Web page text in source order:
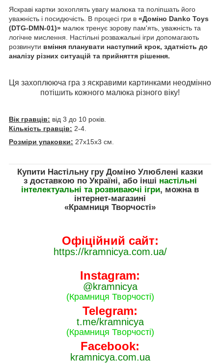
Яскраві картки зохоплять увагу малюка та поліпшать його
уважність і посидючість. В процесі гри в «Доміно Danko Toys
(DTG-DMN-01)» малюк тренує зорову пам'ять, уважність та
логічне мислення. Настільні розважальні ігри допомагають
розвинути вміння планувати наступний крок, здатність до
аналізу різних ситуацій та прийняття рішення.
Ця захоплююча гра з яскравими картинками неодмінно
потішить кожного малюка різного віку!
Вік гравців: від 3 до 10 років.
Кількість гравців: 2-4.
Розміри упаковки: 27х15х3 см.
Купити Настільну гру Доміно Улюблені казки
з доставкою по Україні, або інші настільні
інтелектуальні та розвиваючі ігри, можна в
інтернет-магазині
«Крамниця Творчості»
Офіційний сайт:
https://kramnicya.com.ua/
Instagram:
@kramnicya
(Крамниця Творчості)
Telegram:
t.me/kramnicya
(Крамниця Творчості)
Facebook:
kramnicya.com.ua